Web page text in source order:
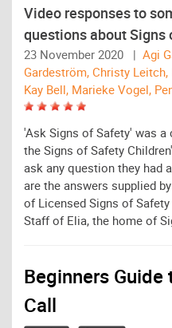
Video responses to
questions about Signs
23 November 2020 | Agi
Gardeström, Christy
Kay Bell, Marieke Vogel,
'Ask Signs of Safety' was
the Signs of Safety
ask any question they had
are the answers supplied
of Licensed Signs of
Staff of Elia, the home of
Beginners
Call